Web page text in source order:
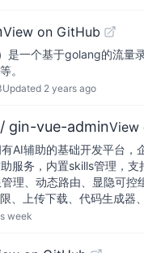
View on GitHub
是一个基于golang的流量
。
Updated 2 years ago
gin-vue-adminView
AI辅助的基础开发平台，
服务，内置skills管理，支
理、动态路由、显隐可控
、上传下载、代码生成器
week